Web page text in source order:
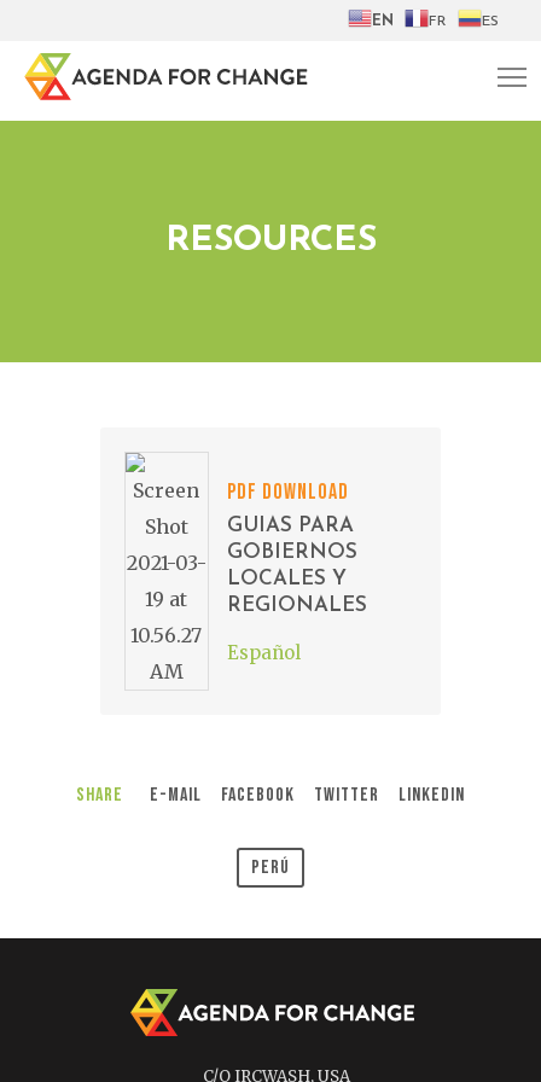
EN FR ES
RESOURCES
PDF DOWNLOAD
GUIAS PARA
GOBIERNOS
LOCALES Y
REGIONALES
Español
Share E-Mail Facebook Twitter LinkedIn
Perú
C/O IRCWASH, USA